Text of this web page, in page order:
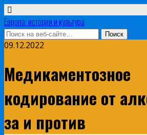
Европа: история и культура
09.12.2022
Медикаментозное
кодирование от
за и против